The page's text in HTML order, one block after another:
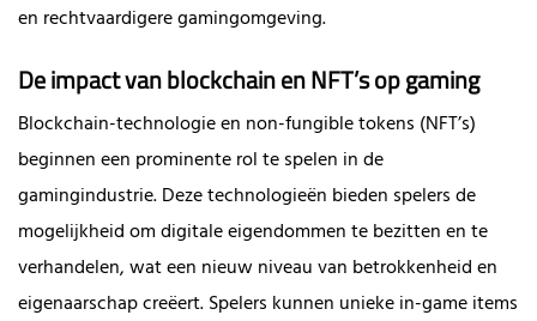
en rechtvaardigere gamingomgeving.
De impact van blockchain en NFT’s op gaming
Blockchain-technologie en non-fungible tokens (NFT’s)
beginnen een prominente rol te spelen in de
gamingindustrie. Deze technologieën bieden spelers de
mogelijkheid om digitale eigendommen te bezitten en te
verhandelen, wat een nieuw niveau van betrokkenheid en
eigenaarschap creëert. Spelers kunnen unieke in-game items